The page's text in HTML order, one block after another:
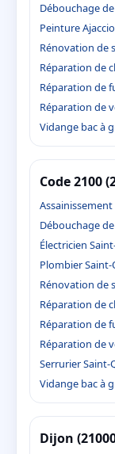
Débouchage
Peinture Ajaccio
Rénovation de
Réparation de
Réparation de
Réparation de
Vidange bac à
Code 2100
Débouchage
Électricien
Plombier
Rénovation de
Réparation de
Réparation de
Réparation de
Serrurier Saint-
Vidange bac à
Dijon